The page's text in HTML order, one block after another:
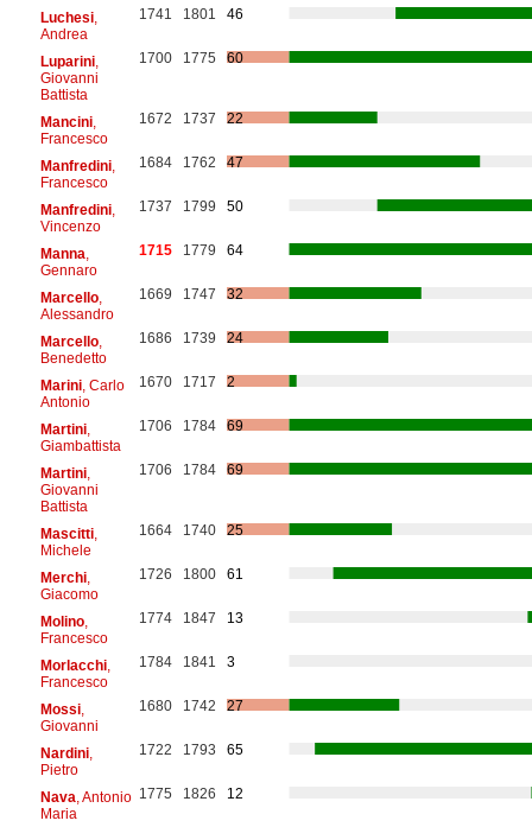
Luchesi,
Andrea
1741 1801 46
Luparini,
Giovanni
Battista
1700 1775 60
Mancini,
Francesco
1672 1737 22
Manfredini,
Francesco
1684 1762 47
Manfredini,
Vincenzo
1737 1799 50
Manna
Gennaro
1715 1779 64
Marcello,
Alessandro
1669 1747 32
Marcello,
Benedetto
1686 1739 24
Marini, Carlo
Antonio
1670 1717 2
Martini,
Giambattista
1706 1784 69
Martini,
Giovanni
Battista
1706 1784 69
Mascitti,
Michele
1664 1740 25
Merchi,
Giacomo
1726 1800 61
Molino,
Francesco
1774 1847 13
Morlacchi,
Francesco
1784 1841 3
Mossi,
Giovanni
1680 1742 27
Nardini,
Pietro
1722 1793 65
Nava , Antonio
Maria
1775 1826 12